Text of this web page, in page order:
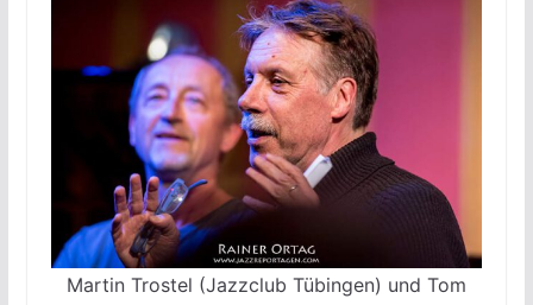
Martin Trostel (Jazzclub Tübingen) und Tom